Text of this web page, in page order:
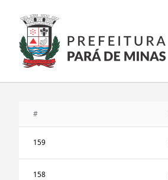
#
159
158